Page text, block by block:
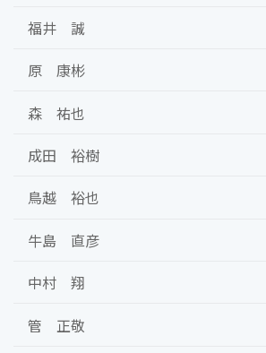
福井 誠
原 康彬
森 祐也
成田 裕樹
鳥越 裕也
牛島 直彦
中村 翔
管 正敬